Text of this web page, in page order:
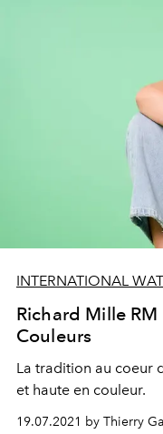
INTERNATIONAL
Richard Mille
Couleurs
La tradition au coeur
et haute en couleur.
19.07.2021 by Thierry